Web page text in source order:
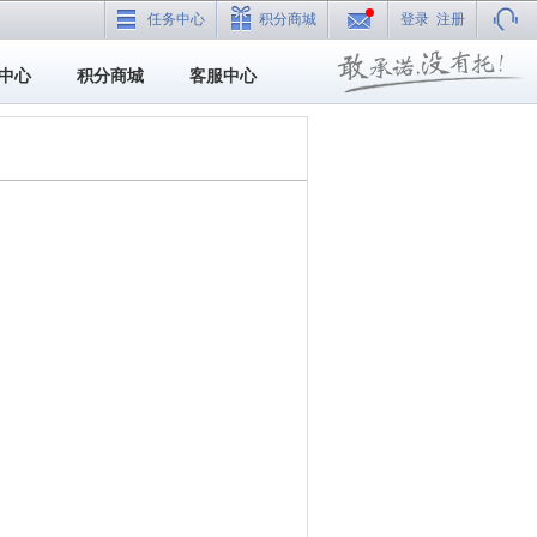
任务中心 积分商城 登录 注册
心 积分商城 客服中心